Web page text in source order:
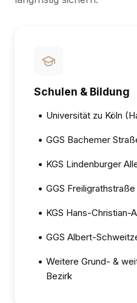
Schulen & Bildung
• Universität zu Köln
• GGS Bachemer
• KGS Lindenburger
• GGS Freiligrathstraße
• KGS Hans-Christian-
• GGS Albert-
• Weitere Grund- &
Bezirk